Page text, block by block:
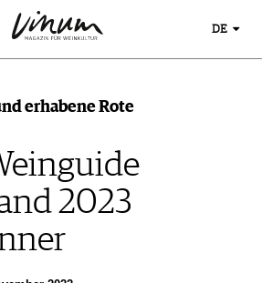
DE
erhabene Rote
2023